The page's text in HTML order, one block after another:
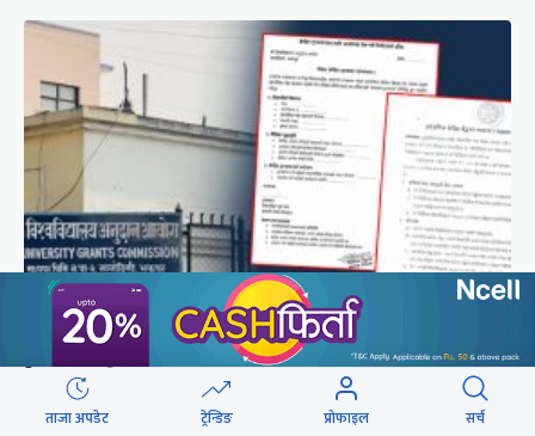
शैक्षिक क्रेडिट बैंक : विदेशमा अध्ययन पूरा नगरी फर्किए
नेपालमा निरन्तरता
ताजा अपडेट ट्रेन्डिङ प्रोफाइल सर्च